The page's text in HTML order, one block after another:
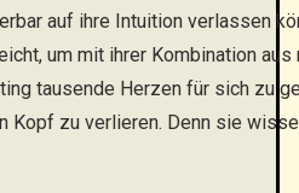
auf ihre Intuition verlassen
um mit ihrer Kombination aus
tausende Herzen für sich zu
Kopf zu verlieren. Denn sie